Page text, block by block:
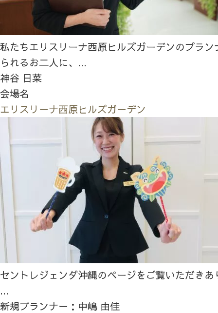
私たちエリスリーナ西原ヒルズガーデンのプラ
られるお二人に、...
神谷 日菜
会場名
エリスリーナ西原ヒルズガーデン
セントレジェンダ沖縄のページをご覧いただき
...
新規プランナー：中嶋 由佳